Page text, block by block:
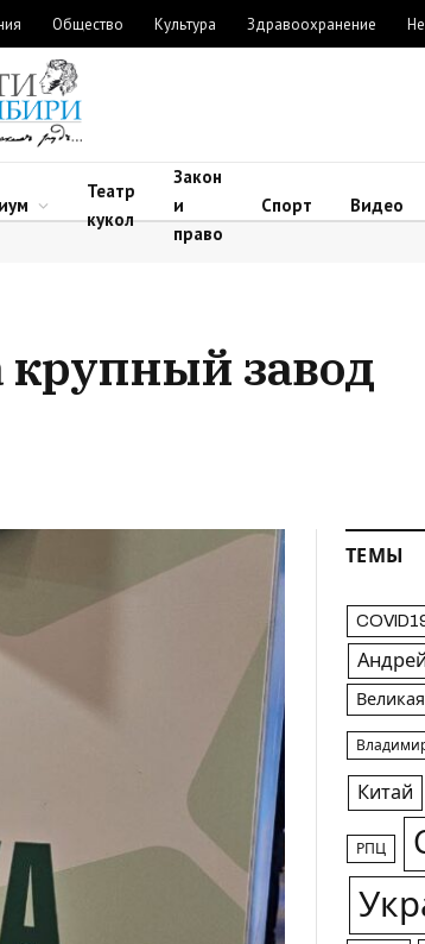
Общество Культура Здравоохранение
Театр
кукол
Закон
и
право
Спорт Видео
завод
ТЕМЫ
Китай
РПЦ